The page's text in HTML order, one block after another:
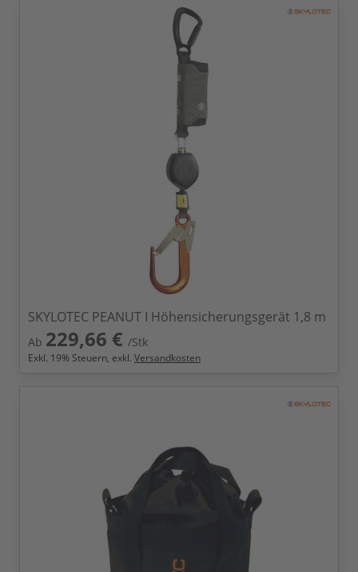
SKYLOTEC PEANUT I Höhensicherungsgerät 1,8 m
Ab 229,66 € /Stk
Exkl. 19% Steuern, exkl. Versandkosten